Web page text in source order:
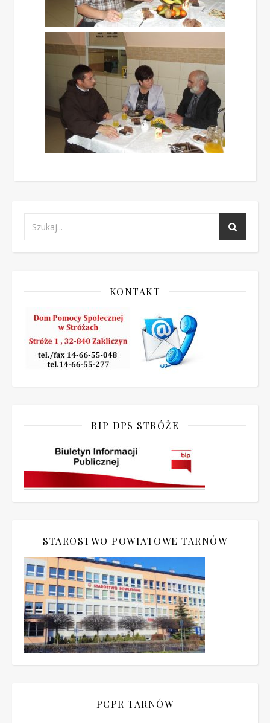
KONTAKT
BIP DPS STRÓŻE
STAROSTWO POWIATOWE TARNÓW
PCPR TARNÓW